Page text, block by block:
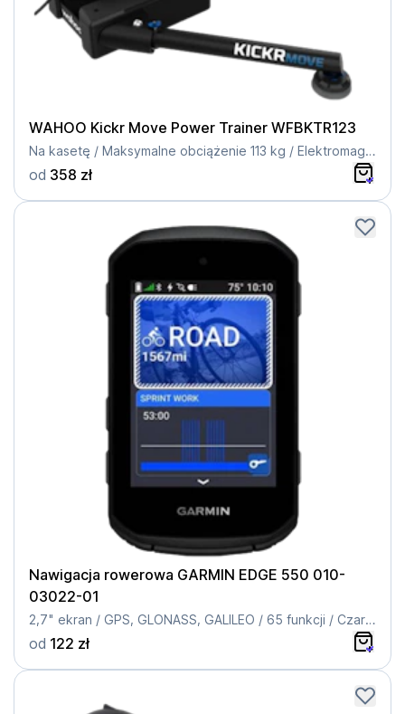
WAHOO Kickr Move Power Trainer WFBKTR123
Na kasetę / Maksymalne obciążenie 113 kg / Elektromagnetyczny / Kompatybilność z piastą 12x142
od 358 zł
Nawigacja rowerowa GARMIN EDGE 550 010-
03022-01
2,7" ekran / GPS, GLONASS, GALILEO / 65 funkcji / Czarny
od 122 zł